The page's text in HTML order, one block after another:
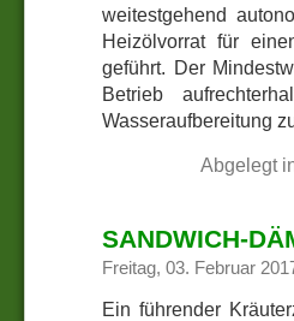
weitestgehend
Heizölvorrat für
geführt. Der
Betrieb
Wasseraufbereitung
Abgelegt
SANDWICH-
Freitag, 03. Februar
Ein führender